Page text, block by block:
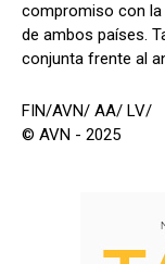
compromiso con la
de ambos países.
conjunta frente al
FIN/AVN/ AA/ LV/
© AVN - 2025